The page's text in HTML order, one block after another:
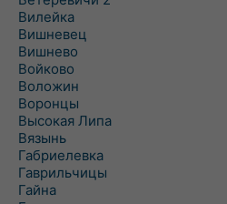
Вилейка
Вишневец
Вишнево
Войково
Воложин
Воронцы
Высокая Липа
Вязынь
Габриелевка
Гаврильчицы
Гайна